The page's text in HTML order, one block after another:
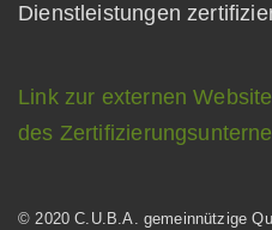
Dienstleistungen
Link zur externen Website
des
© 2020 C.U.B.A. gemeinnützige